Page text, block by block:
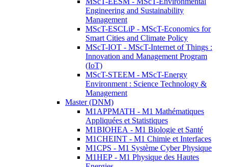
Engineering and Sustainability
Management
MScT-ESCLiP - MScT-Economics for
Smart Cities and Climate Policy
MScT-IOT - MScT-Internet of Things :
Innovation and Management Program
(IoT)
MScT-STEEM - MScT-Energy
Environment : Science Technology &
Management
Master (DNM)
M1APPMATH - M1 Mathématiques
Appliquées et Statistiques
M1BIOHEA - M1 Biologie et Santé
M1CHEINT - M1 Chimie et Interfaces
M1CPS - M1 Système Cyber Physique
M1HEP - M1 Physique des Hautes